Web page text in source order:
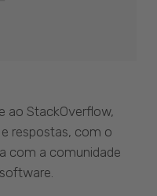
ao StackOverflow,
respostas, com o
com a comunidade